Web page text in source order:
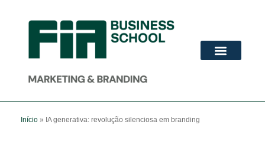
Início » IA generativa: revolução silenciosa em branding